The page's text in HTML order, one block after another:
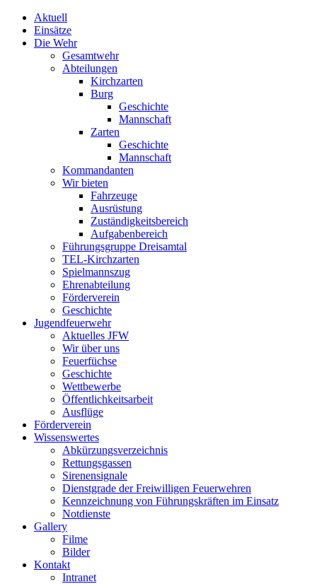
Aktuell
Einsätze
Die Wehr
Gesamtwehr
Abteilungen
Kirchzarten
Burg
Geschichte
Mannschaft
Zarten
Geschichte
Mannschaft
Kommandanten
Wir bieten
Fahrzeuge
Ausrüstung
Zuständigkeitsbereich
Aufgabenbereich
Führungsgruppe Dreisamtal
TEL-Kirchzarten
Spielmannszug
Ehrenabteilung
Förderverein
Geschichte
Jugendfeuerwehr
Aktuelles JFW
Wir über uns
Feuerfüchse
Geschichte
Wettbewerbe
Öffentlichkeitsarbeit
Ausflüge
Förderverein
Wissenswertes
Abkürzungsverzeichnis
Rettungsgassen
Sirenensignale
Dienstgrade der Freiwilligen Feuerwehren
Kennzeichnung von Führungskräften im Einsatz
Notdienste
Gallery
Filme
Bilder
Kontakt
Intranet